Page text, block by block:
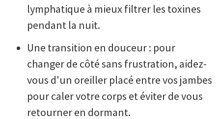
lymphatique à mieux filtrer les toxines
pendant la nuit.
Une transition en douceur : pour
changer de côté sans frustration, aidez-
vous d'un oreiller placé entre vos jambes
pour caler votre corps et éviter de vous
retourner en dormant.